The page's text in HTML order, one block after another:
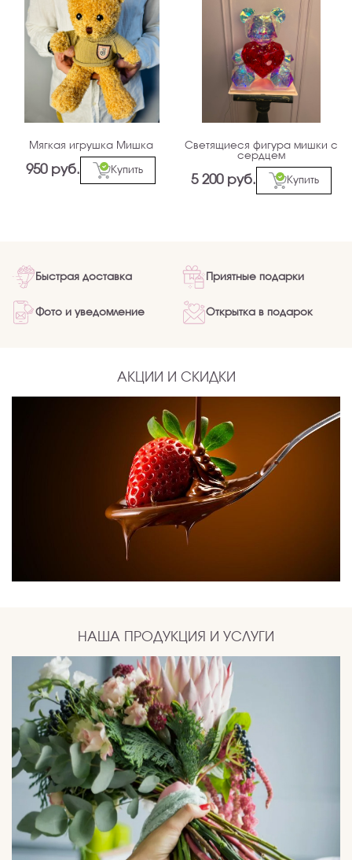
Мягкая игрушка Мишка
950 руб. Купить
Светящиеся фигура мишки с
сердцем
5 200 руб. Купить
Быстрая доставка Приятные подарки
Фото и уведомление Открытка в подарок
АКЦИИ И СКИДКИ
НАША ПРОДУКЦИЯ И УСЛУГИ